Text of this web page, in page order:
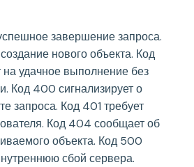
завершение запроса.
нового объекта. Код
на удачное выполнение без
Код 400 сигнализирует о
запроса. Код 401 требует
Код 404 сообщает об
объекта. Код 500
сбой сервера.